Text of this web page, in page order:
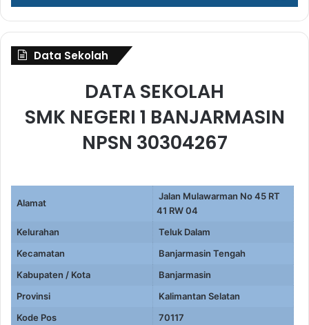
Data Sekolah
DATA SEKOLAH
SMK NEGERI 1 BANJARMASIN
NPSN 30304267
Alamat
Jalan Mulawarman No 45 RT
41 RW 04
Kelurahan
Teluk Dalam
Kecamatan
Banjarmasin Tengah
Kabupaten / Kota
Banjarmasin
Provinsi
Kalimantan Selatan
Kode Pos
70117